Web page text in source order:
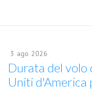
3 ago 2026
Durata del volo
Uniti d'America